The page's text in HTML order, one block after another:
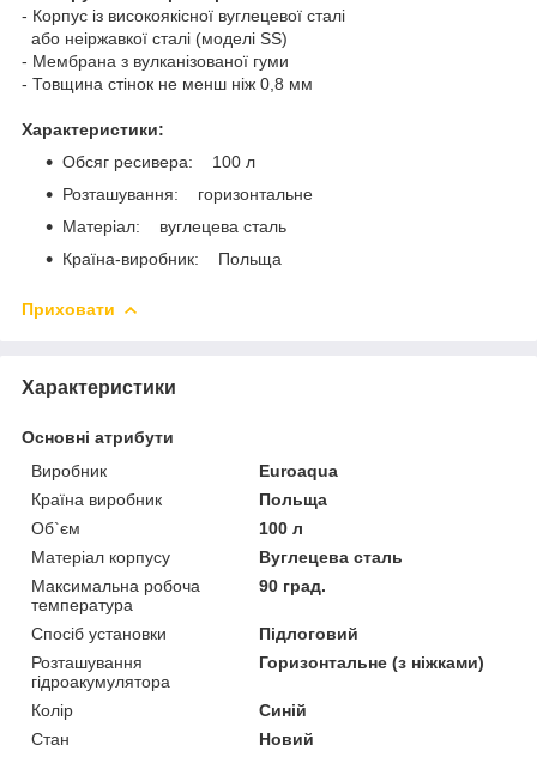
- Корпус із високоякісної вуглецевої сталі
або неіржавкої сталі (моделі SS)
- Мембрана з вулканізованої гуми
- Товщина стінок не менш ніж 0,8 мм
Характеристики:
Обсяг ресивера: 100 л
Розташування: горизонтальне
Матеріал: вуглецева сталь
Країна-виробник: Польща
Приховати
Характеристики
Основні атрибути
Виробник
Euroaqua
Країна виробник
Польща
Об`єм
100 л
Матеріал корпусу
Вуглецева сталь
Максимальна робоча
температура
90 град.
Спосіб установки
Підлоговий
Розташування
гідроакумулятора
Горизонтальне (з ніжками)
Колір
Синій
Стан
Новий